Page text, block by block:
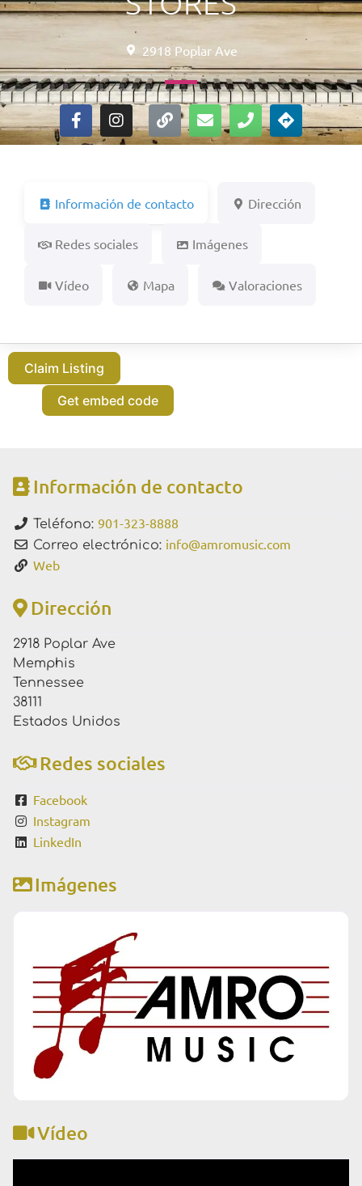
2918 Poplar Ave
Información de contacto Dirección
Redes sociales Imágenes
Vídeo Mapa Valoraciones
Claim Listing
Get embed code
Información de contacto
Teléfono: 901-323-8888
Correo electrónico: info@amromusic.com
Web
Dirección
2918 Poplar Ave
Memphis
Tennessee
38111
Estados Unidos
Redes sociales
Facebook
Instagram
LinkedIn
Imágenes
Vídeo